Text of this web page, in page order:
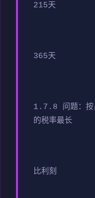
215天
365天
1.7.8 问题：按
的税率最长
比利刻